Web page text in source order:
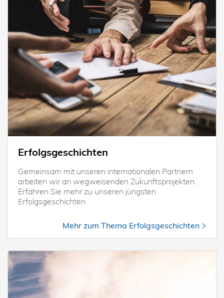
Erfolgsgeschichten
Gemeinsam mit unseren internationalen Partnern
arbeiten wir an wegweisenden Zukunftsprojekten.
Erfahren Sie mehr zu unseren jüngsten
Erfolgsgeschichten.
Mehr zum Thema Erfolgsgeschichten